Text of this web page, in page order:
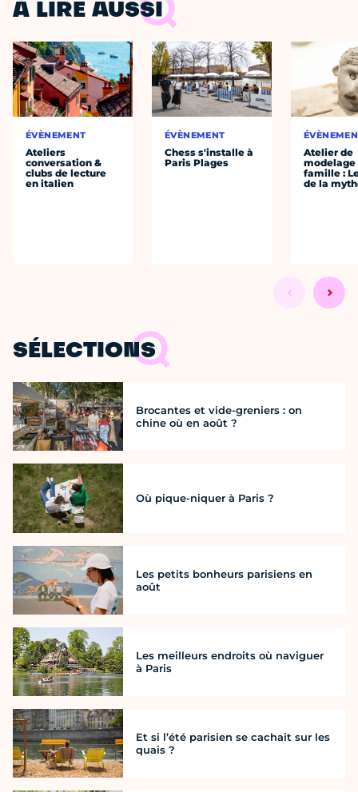
À LIRE AUSSI
ÉVÈNEMENT
Ateliers
conversation &
clubs de lecture
en italien
ÉVÈNEMENT
Chess s'installe à
Paris Plages
Atelier de
modelage
famille :
de la
SÉLECTIONS
Brocantes et vide-greniers : on
chine où en août ?
Où pique-niquer à Paris ?
Les petits bonheurs parisiens en
août
Les meilleurs endroits où naviguer
à Paris
Et si l’été parisien se cachait sur les
quais ?